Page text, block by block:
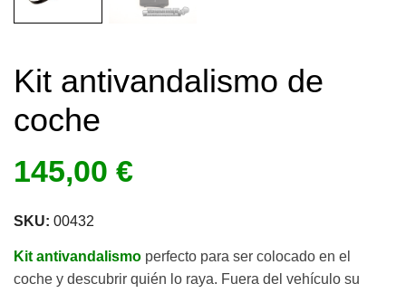
Kit antivandalismo de
coche
145,00 €
SKU: 00432
Kit antivandalismo perfecto para ser colocado en el
coche y descubrir quién lo raya. Fuera del vehículo su